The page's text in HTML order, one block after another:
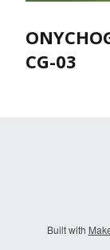
CG-03
Built with